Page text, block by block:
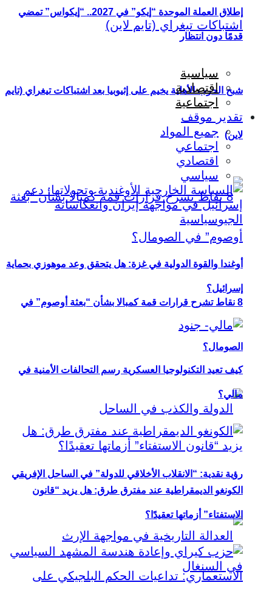
شبح الحرب الأهلية يخيم على إثيوبيا بعد اشتباكات تيغراي (تايم
لاين)
8 نقاط تشرح قرارات قمة كمبالا بشأن “بعثة أوصوم” في
الصومال؟
رؤية نقدية: “الانقلاب الأخلاقي للدولة” في الساحل الإفريقي
إطلاق العملة الموحدة “إيكو” في 2027.. “إيكواس” تمضي
قدمًا دون انتظار
سياسية
اقتصادية
اجتماعية
تقدير موقف
جميع المواد
اجتماعي
اقتصادي
سياسي
أوغندا والقوة الدولية في غزة: هل يتحقق وعد موهوزي بحماية
إسرائيل؟
كيف تعيد التكنولوجيا العسكرية رسم التحالفات الأمنية في
مالي؟
الكونغو الديمقراطية عند مفترق طرق: هل يزيد “قانون
الاستفتاء” أزماتها تعقيدًا؟